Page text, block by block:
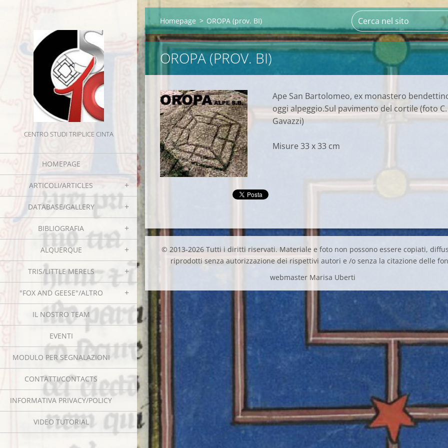
CENTRO STUDI TRIPLICE CINTA
HOMEPAGE
ARTICOLI/ARTICLES
DATABASE/GALLERY
BIBLIOGRAFIA
ALQUERQUE
TRIS/LITTLE MERELS
"FOX AND GEESE"/ALTRO
IL NOSTRO TEAM
EVENTI
MODULO PER SEGNALAZIONI
CONTATTI/CONTACTS
INFORMATIVA PRIVACY/POLICY
VIDEO TUTORIAL
Homepage > OROPA (prov. BI)
OROPA (PROV. BI)
Ape San Bartolomeo, ex monastero
oggi alpeggio.Sul pavimento del cortile (foto C.
Gavazzi)
Misure 33 x 33 cm
© 2013-2026 Tutti i diritti riservati. Materiale e foto non possono essere copiati,
riprodotti senza autorizzazione dei rispettivi autori e /o senza la citazione delle
webmaster Marisa Uberti